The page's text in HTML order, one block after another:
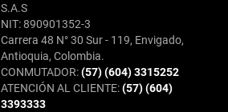
S.A.S
NIT: 890901352-3
Carrera 48 N° 30 Sur - 119, Envigado,
Antioquia, Colombia.
CONMUTADOR:(57) (604) 3315252
ATENCIÓN AL CLIENTE:(57) (604)
3393333